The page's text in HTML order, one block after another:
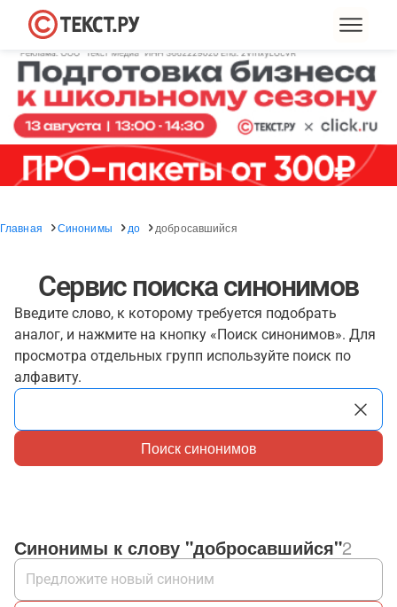
Главная Синонимы до добросавшийся
Сервис поиска синонимов
Введите слово, к которому требуется подобрать
аналог, и нажмите на кнопку «Поиск синонимов». Для
просмотра отдельных групп используйте поиск по
алфавиту.
Поиск синонимов
Синонимы к слову "добросавшийся"2